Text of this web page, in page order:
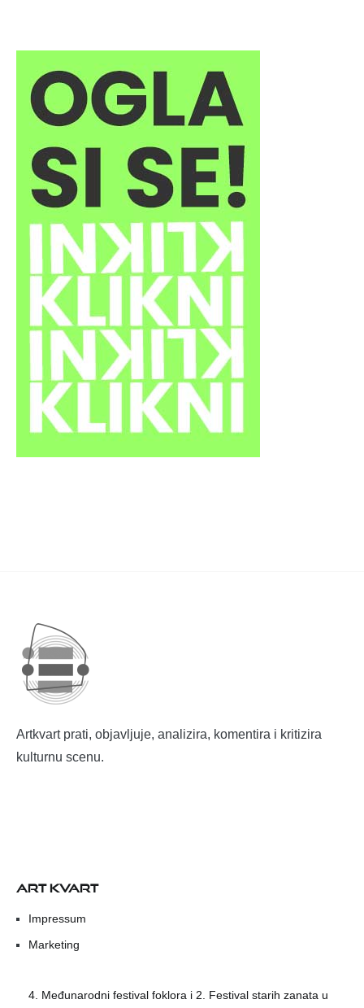
Artkvart prati, objavljuje, analizira, komentira i kritizira
kulturnu scenu.
ART KVART
Impressum
Marketing
4. Međunarodni festival foklora i 2. Festival starih zanata u